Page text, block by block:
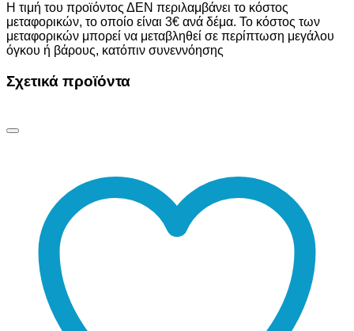
Η τιμή του προϊόντος ΔΕΝ περιλαμβάνει το κόστος
μεταφορικών, το οποίο είναι 3€ ανά δέμα. Το κόστος των
μεταφορικών μπορεί να μεταβληθεί σε περίπτωση μεγάλου
όγκου ή βάρους, κατόπιν συνεννόησης
Σχετικά προϊόντα